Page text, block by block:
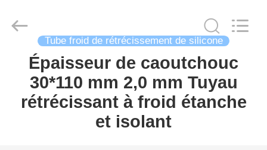
D'ACIER
INDUSTRIAL
CO.,
Reserved.
Tube froid de rétrécissement de silicone
Épaisseur de caoutchouc
30*110 mm 2,0 mm Tuyau
rétrécissant à froid étanche
et isolant